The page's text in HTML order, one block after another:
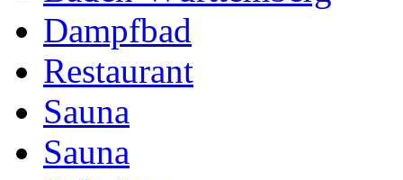
Dampfbad
Restaurant
Sauna
Sauna